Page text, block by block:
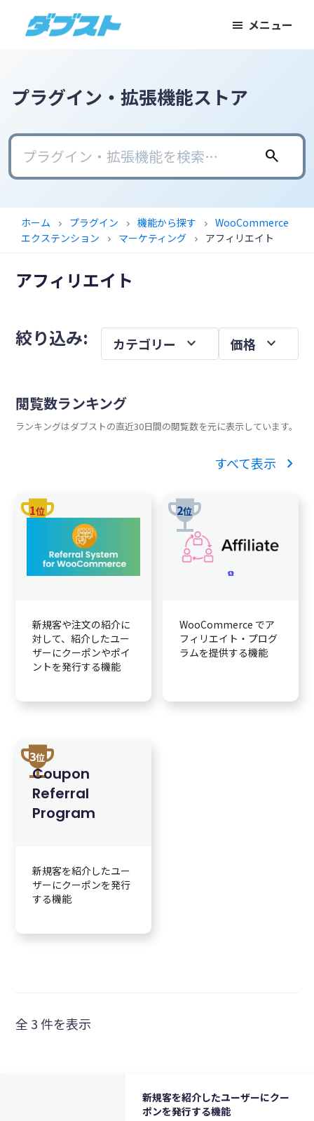
ン
に
バ
に
キ
プ
ト
の
モ
ー
ネ
に
を
メニュー
プラグイン・拡張機能ストア
search
ホーム chevron_right プラグイン chevron_right 機能から探す chevron_right
WooCommerce
エクステンション
chevron_right マーケティング chevron_right アフィリエイト
アフィリエイト
メ
サ
イ
ド
絞り込み: 価格 expand_more
カテゴリー expand_more
閲覧数ランキング
ランキングはダブストの直近30日間の閲覧数を元に表示しています。
すべて表示 chevron_right
trophy
1位
新規客や注文の紹介に
対して、紹介したユー
ザーにクーポンやポイ
ントを発行する機能
trophy
2位
WooCommerce でア
フィリエイト・プログ
ラムを提供する機能
trophy
3位
Coupon
Referral
Program
新規客を紹介したユー
ザーにクーポンを発行
する機能
全 3 件を表示
新規客を紹介したユーザーにクー
ポンを発行する機能